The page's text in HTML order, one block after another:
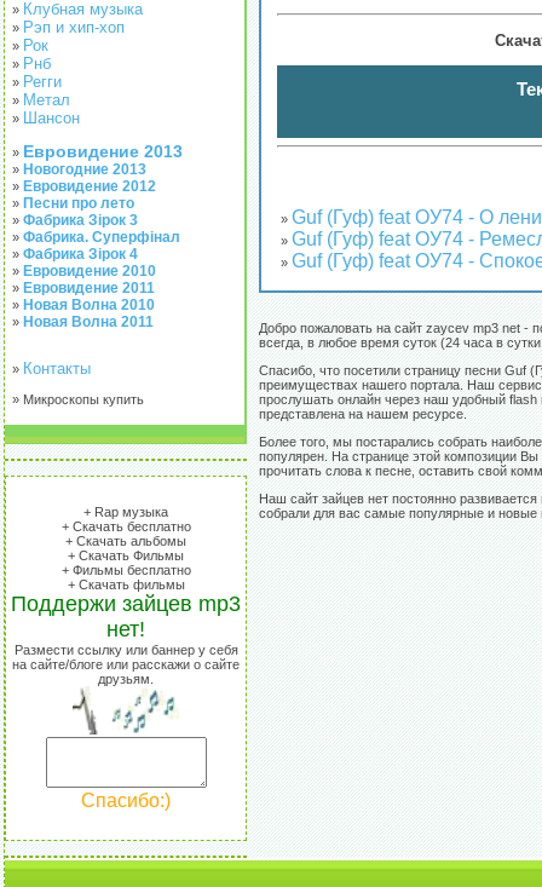
» Клубная музыка
» Рэп и хип-хоп
» Рок
» Рнб
» Регги
» Метал
» Шансон
» Евровидение 2013
» Новогодние 2013
» Евровидение 2012
» Песни про лето
» Фабрика Зірок 3
» Фабрика. Суперфінал
» Фабрика Зірок 4
» Евровидение 2010
» Евровидение 2011
» Новая Волна 2010
» Новая Волна 2011
» Контакты
» Микроскопы купить
+ Rap музыка
+ Скачать бесплатно
+ Скачать альбомы
+ Скачать Фильмы
+ Фильмы бесплатно
+ Скачать фильмы
Поддержи зайцев mp3
нет!
Размести ссылку или баннер у себя
на сайте/блоге или расскажи о сайте
друзьям.
Спасибо:)
» Guf (Гуф) feat ОУ74 - О лени
» Guf (Гуф) feat ОУ74 -
» Guf (Гуф) feat ОУ74 -
Добро пожаловать на сайт zaycev mp3 net -
всегда, в любое время суток (24 часа в
Спасибо, что посетили страницу песни
преимуществах нашего портала. Наш
прослушать онлайн через наш удобный flash
представлена на нашем ресурсе.
Более того, мы постарались собрать
популярен. На странице этой композиции
прочитать слова к песне, оставить свой
Наш сайт зайцев нет постоянно
собрали для вас самые популярные и